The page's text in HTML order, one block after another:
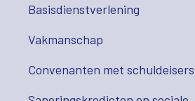
Basisdienstverlening
Vakmanschap
Convenanten met schuldeisers